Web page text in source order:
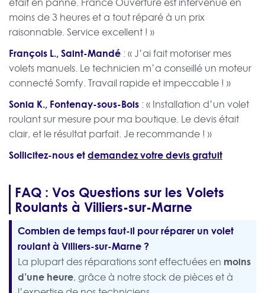
moins de 3 heures et a tout réparé à un prix
raisonnable. Service excellent ! »
François L., Saint-Mandé : « J’ai fait motoriser mes
volets manuels. Le technicien m’a conseillé un moteur
connecté Somfy. Travail rapide et impeccable ! »
Sonia K., Fontenay-sous-Bois : « Installation d’un volet
roulant sur mesure pour ma boutique. Le devis était
clair, et le résultat parfait. Je recommande ! »
Sollicitez-nous etdemandez votre devis gratuit
FAQ : Vos Questions sur les Volets
Roulants à Villiers-sur-Marne
Combien de temps faut-il pour réparer un volet
roulant à Villiers-sur-Marne ?
La plupart des réparations sont effectuées en moins
d’une heure, grâce à notre stock de pièces et à